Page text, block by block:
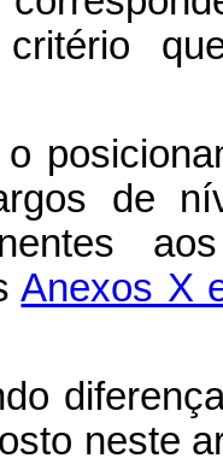
critério
de
Anexos X
neste